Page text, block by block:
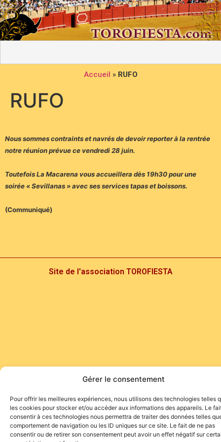
Gérer le consentement
Pour offrir les meilleures expériences, nous utilisons des technologies telles
les cookies pour stocker et/ou accéder aux informations des appareils. Le
consentir à ces technologies nous permettra de traiter des données telles
comportement de navigation ou les ID uniques sur ce site. Le fait de ne pas
consentir ou de retirer son consentement peut avoir un effet négatif sur
Accueil » RUFO
RUFO
Nous sommes contraints et navrés de devoir reporter à la rentrée
notre réunion prévue ce vendredi 28 juin.
Toutefois La Macarena vous accueillera dès 19h30 pour une
soirée « Sevillanas » avec ses services tapas et boissons.
(Communiqué)
Site de l'association TOROFIESTA